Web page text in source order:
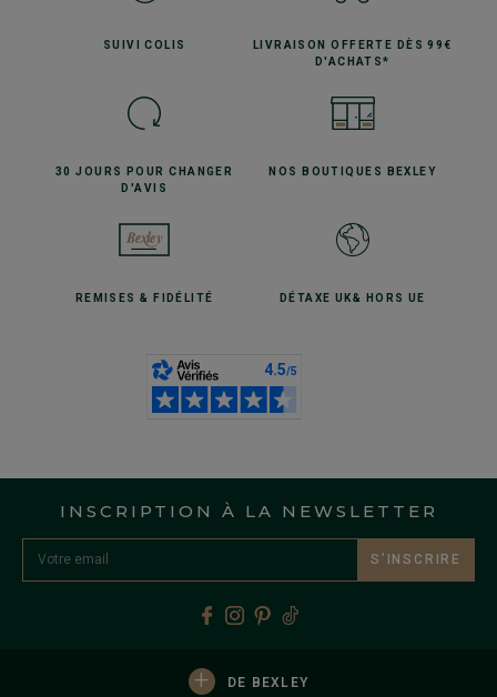
SUIVICOLIS LIVRAISON OFFERTE
DÈS 99€
D'ACHATS*
30 JOURS POURCHANGER
D'AVIS
NOS BOUTIQUES BEXLEY
REMISES& FIDÉLITÉ DÉTAXE UK& HORS UE
INSCRIPTION À LA NEWSLETTER
S’INSCRIRE
+ DE BEXLEY